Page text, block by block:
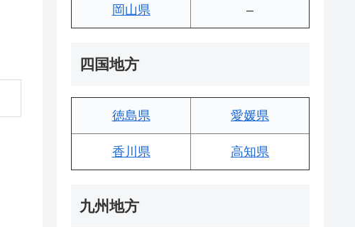
岡山県 –
四国地方
徳島県 愛媛県
香川県 高知県
九州地方